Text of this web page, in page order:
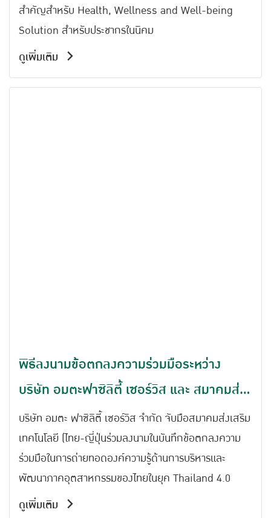
สำคัญสำหรับ Health, Wellness and Well-being
Solution สำหรับประชากรในนิคม
ดูเพิ่มเติม
พิธีลงนามข้อตกลงความร่วมมือระหว่าง
บริษัท อมตะฟาซิลิตี้ เซอร์วิส และ สมาคมส่ง
เสริมเทคโนโลยี (ไทย-ญี่ปุ่น).
บริษัท อมตะ ฟาซิลิตี้ เซอร์วิส จำกัด จับมือสมาคมส่งเสริม
เทคโนโลยี (ไทย-ญี่ปุ่นร่วมลงนามในบันทึกข้อตกลงความ
ร่วมมือในการถ่ายทอดองค์ความรู้ด้านการบริหารและ
พัฒนาภาคอุตสาหกรรมของไทยในยุค Thailand 4.0
ดูเพิ่มเติม